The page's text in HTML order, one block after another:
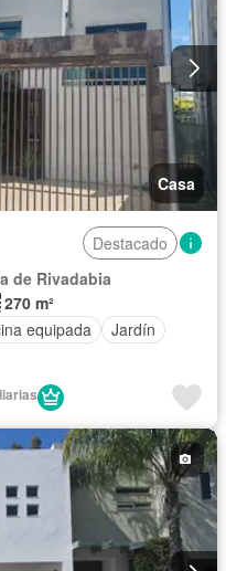
Casa
Destacado
de Rivadabia
270 m²
equipada
Jardín